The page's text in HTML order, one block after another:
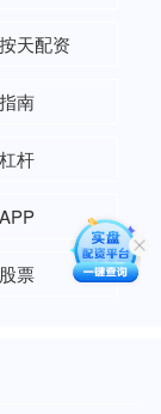
天配资
指南
杠杆
APP
股票